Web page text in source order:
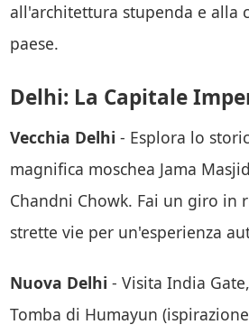
all'architettura stupenda e alla
paese.
Delhi: La Capitale
Vecchia Delhi - Esplora lo
magnifica moschea Jama
Chandni Chowk. Fai un giro in
strette vie per un'esperienza
Nuova Delhi - Visita India
Tomba di Humayun